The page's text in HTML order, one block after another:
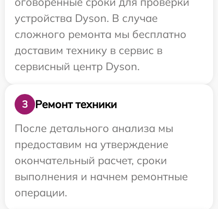
устройства Dyson. В случае
сложного ремонта мы бесплатно
доставим технику в сервис в
сервисный центр Dyson.
3
Ремонт техники
После детального анализа мы
предоставим на утверждение
окончательный расчет, сроки
выполнения и начнем ремонтные
операции.